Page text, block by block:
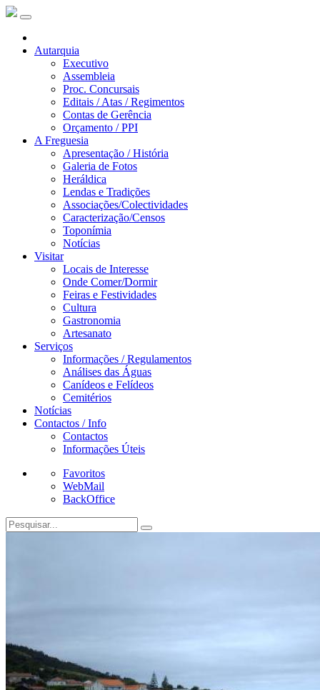
Autarquia
Executivo
Assembleia
Proc. Concursais
Editais / Atas / Regimentos
Contas de Gerência
Orçamento / PPI
A Freguesia
Apresentação / História
Galeria de Fotos
Heráldica
Lendas e Tradições
Associações/Colectividades
Caracterização/Censos
Toponímia
Notícias
Visitar
Locais de Interesse
Onde Comer/Dormir
Feiras e Festividades
Cultura
Gastronomia
Artesanato
Serviços
Informações / Regulamentos
Análises das Águas
Canídeos e Felídeos
Cemitérios
Notícias
Contactos / Info
Contactos
Informações Úteis
Favoritos
WebMail
BackOffice